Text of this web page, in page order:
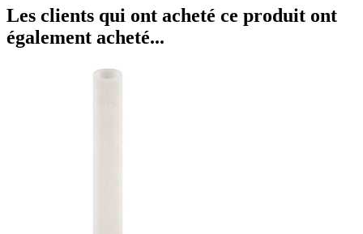
Les clients qui ont acheté ce produit ont
également acheté...